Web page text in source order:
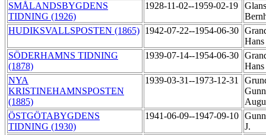
SMÅLANDSBYGDENS
TIDNING (1926)
1928-11-02--1959-02-19
HUDIKSVALLSPOSTEN (1865) 1942-07-22--1954-06-30
Hans
SÖDERHAMNS TIDNING
(1878)
1939-07-14--1954-06-30
Hans
NYA
KRISTINEHAMNSPOSTEN
(1885)
1939-03-31--1973-12-31
ÖSTGÖTABYGDENS
TIDNING (1930)
1941-06-09--1947-09-10
J.